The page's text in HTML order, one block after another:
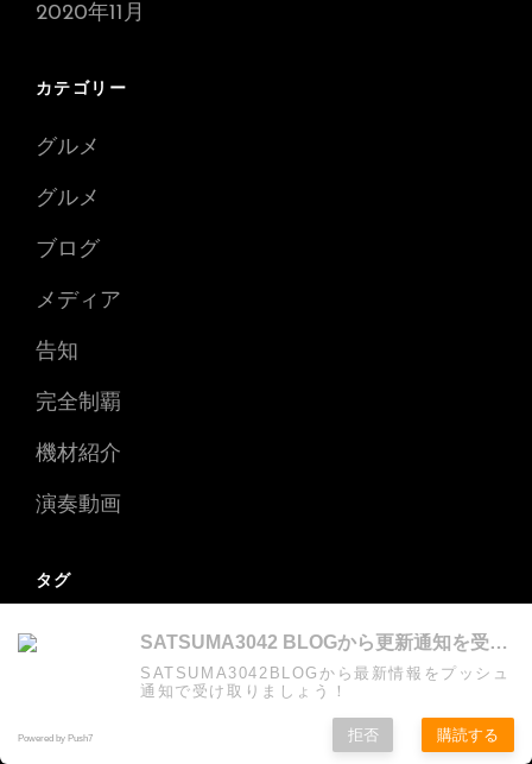
2020年11月
カテゴリー
グルメ
グルメ
ブログ
メディア
告知
完全制覇
機材紹介
演奏動画
タグ
SATSUMA3042 Tシャツ UFO
Van Halen Young Guitar
マイケルシェンカー ヤング・ギター
SATSUMA3042 BLOGから更新通知を受け取る
SATSUMA3042BLOGから最新情報をプッシュ
通知で受け取りましょう！
Powered by Push7 拒否 購読する